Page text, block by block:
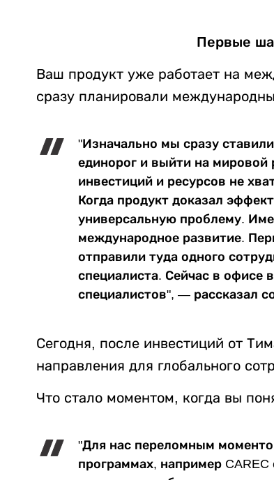
Первые
Ваш продукт уже работает на
сразу планировали
"Изначально мы сразу
единорог и выйти на мировой
инвестиций и ресурсов не
Когда продукт доказал
универсальную проблему.
международное развитие.
отправили туда одного
специалиста. Сейчас в офисе
специалистов", — рассказал
Сегодня, после инвестиций от
направления для глобального
Что стало моментом, когда вы
"Для нас переломным
программах, например